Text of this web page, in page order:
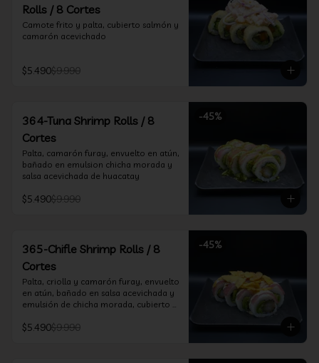
Rolls / 8 Cortes
Camote frito y palta, cubierto salmón y
camarón acevichado
$5.490$9.990
-45%
364-Tuna Shrimp Rolls / 8
Cortes
Palta, camarón furay, envuelto en atún,
bañado en emulsion chicha morada y
salsa acevichada de huacatay
$5.490$9.990
-45%
365-Chifle Shrimp Rolls / 8
Cortes
Palta, criolla y camarón furay, envuelto
en atún, bañado en salsa acevichada y
emulsión de chicha morada, cubierto
$5.490$9.990